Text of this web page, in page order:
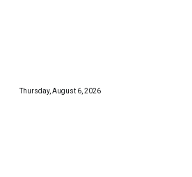
Thursday, August 6, 2026